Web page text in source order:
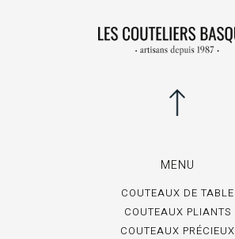
MENU
COUTEAUX DE TABLE
COUTEAUX PLIANTS
COUTEAUX PRÉCIEUX